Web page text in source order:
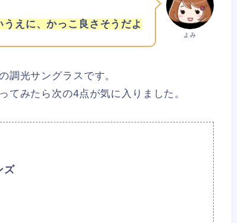
よみ
えに、かっこ良さそうだよ
調光サングラスです。
てみたら次の4点が気に入りました。
ズ